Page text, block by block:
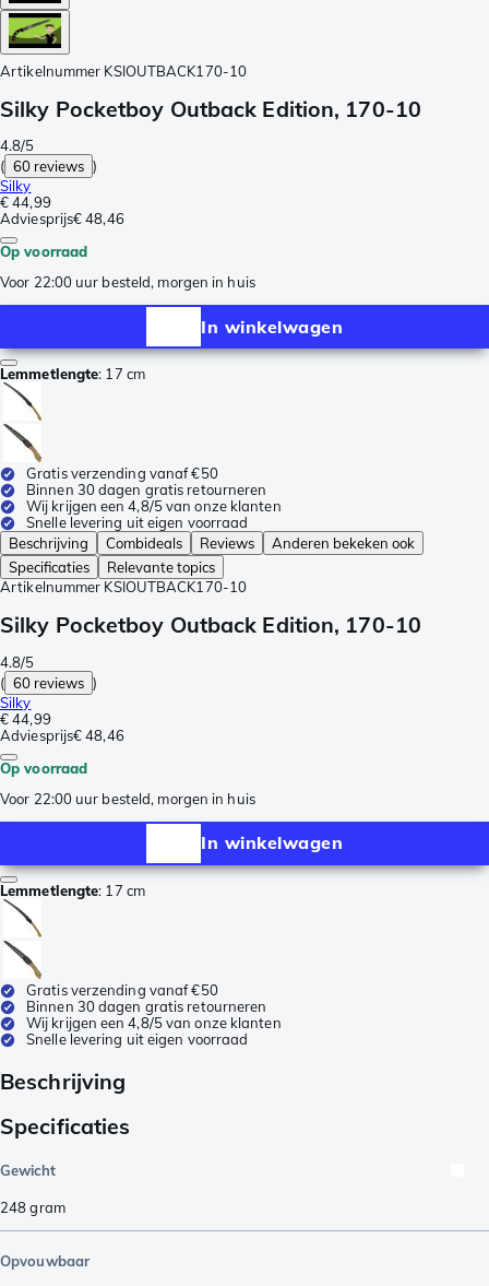
Artikelnummer KSIOUTBACK170-10
Silky Pocketboy Outback Edition, 170-10
4.8/5
( 60 reviews )
Silky
€ 44,99
Adviesprijs€ 48,46
Op voorraad
Voor 22:00 uur besteld, morgen in huis
In winkelwagen
Lemmetlengte: 17 cm
Gratis verzending vanaf €50
Binnen 30 dagen gratis retourneren
Wij krijgen een 4,8/5 van onze klanten
Snelle levering uit eigen voorraad
Beschrijving
Combideals Reviews
Anderen bekeken ook
Specificaties
Relevante topics
Artikelnummer KSIOUTBACK170-10
Silky Pocketboy Outback Edition, 170-10
4.8/5
( 60 reviews )
Silky
€ 44,99
Adviesprijs€ 48,46
Op voorraad
Voor 22:00 uur besteld, morgen in huis
In winkelwagen
Lemmetlengte: 17 cm
Gratis verzending vanaf €50
Binnen 30 dagen gratis retourneren
Wij krijgen een 4,8/5 van onze klanten
Snelle levering uit eigen voorraad
Beschrijving
Specificaties
Gewicht
248gram
Opvouwbaar